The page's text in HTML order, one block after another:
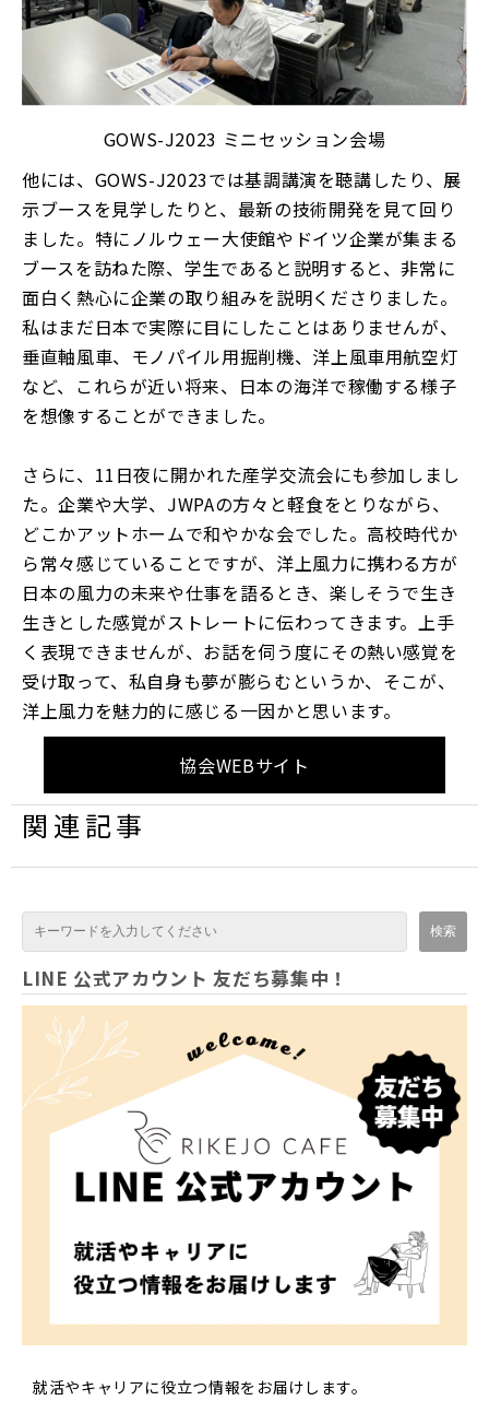
GOWS-J2023 ミニセッション会場
他には、GOWS-J2023では基調講演を聴講したり、展
示ブースを見学したりと、最新の技術開発を見て回り
ました。特にノルウェー大使館やドイツ企業が集まる
ブースを訪ねた際、学生であると説明すると、非常に
面白く熱心に企業の取り組みを説明くださりました。
私はまだ日本で実際に目にしたことはありませんが、
垂直軸風車、モノパイル用掘削機、洋上風車用航空灯
など、これらが近い将来、日本の海洋で稼働する様子
を想像することができました。
さらに、11日夜に開かれた産学交流会にも参加しまし
た。企業や大学、JWPAの方々と軽食をとりながら、
どこかアットホームで和やかな会でした。高校時代か
ら常々感じていることですが、洋上風力に携わる方が
日本の風力の未来や仕事を語るとき、楽しそうで生き
生きとした感覚がストレートに伝わってきます。上手
く表現できませんが、お話を伺う度にその熱い感覚を
受け取って、私自身も夢が膨らむというか、そこが、
洋上風力を魅力的に感じる一因かと思います。
協会WEBサイト
関連記事
LINE 公式アカウント 友だち募集中！
就活やキャリアに役立つ情報をお届けします。